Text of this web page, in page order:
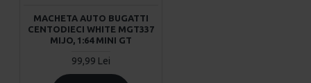
MACHETA AUTO BUGATTI
CENTODIECI WHITE MGT337
MIJO, 1:64 MINI GT
99,99 Lei